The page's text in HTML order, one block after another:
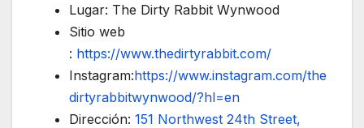
Lugar: The Dirty Rabbit Wynwood
Sitio web
: https://www.thedirtyrabbit.com/
Instagram:https://www.instagram.com/the
dirtyrabbitwynwood/?hl=en
Dirección: 151 Northwest 24th Street,